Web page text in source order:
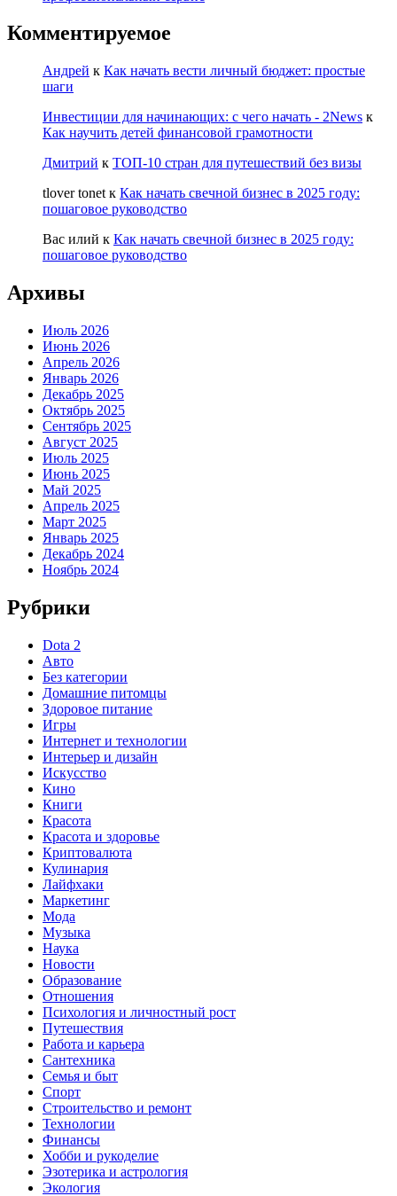
Комментируемое
Андрей к Как начать вести личный бюджет: простые
шаги
Инвестиции для начинающих: с чего начать - 2News к
Как научить детей финансовой грамотности
Дмитрий к ТОП-10 стран для путешествий без визы
tlover tonet к Как начать свечной бизнес в 2025 году:
пошаговое руководство
Вас илий к Как начать свечной бизнес в 2025 году:
пошаговое руководство
Архивы
Июль 2026
Июнь 2026
Апрель 2026
Январь 2026
Декабрь 2025
Октябрь 2025
Сентябрь 2025
Август 2025
Июль 2025
Июнь 2025
Май 2025
Апрель 2025
Март 2025
Январь 2025
Декабрь 2024
Ноябрь 2024
Рубрики
Dota 2
Авто
Без категории
Домашние питомцы
Здоровое питание
Игры
Интернет и технологии
Интерьер и дизайн
Искусство
Кино
Книги
Красота
Красота и здоровье
Криптовалюта
Кулинария
Лайфхаки
Маркетинг
Мода
Музыка
Наука
Новости
Образование
Отношения
Психология и личностный рост
Путешествия
Работа и карьера
Сантехника
Семья и быт
Спорт
Строительство и ремонт
Технологии
Финансы
Хобби и рукоделие
Эзотерика и астрология
Экология